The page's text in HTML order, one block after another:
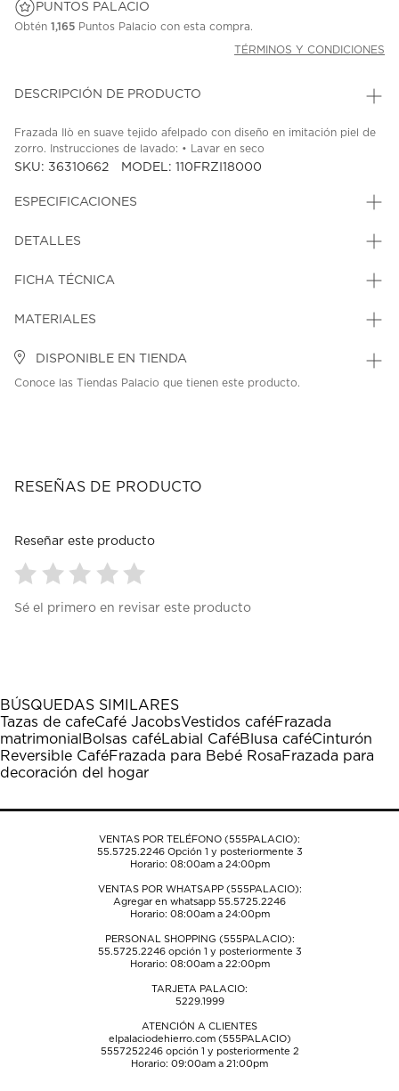
PUNTOS PALACIO
Obtén 1,165 Puntos Palacio con esta compra.
TÉRMINOS Y CONDICIONES
DESCRIPCIÓN DE PRODUCTO
Frazada Ilò en suave tejido afelpado con diseño en imitación piel de
zorro. Instrucciones de lavado: • Lavar en seco
SKU: 36310662 MODEL: 110FRZI18000
ESPECIFICACIONES
DETALLES
FICHA TÉCNICA
MATERIALES
DISPONIBLE EN TIENDA
Conoce las Tiendas Palacio que tienen este producto.
RESEÑAS DE PRODUCTO
Reseñar este producto
para
1
estrella
Esta
acción
abrirá
el
de
para
estrellas.
Esta
acción
abrirá
el
de
para
estrellas.
Esta
acción
abrirá
el
de
para
estrellas.
Esta
acción
abrirá
el
de
para
estrellas.
Esta
acción
abrirá
el
de
Sé el primero en revisar este producto
BÚSQUEDAS SIMILARES
Tazas de cafeCafé JacobsVestidos caféFrazada
matrimonial Bolsas caféLabial CaféBlusa caféCinturón
Reversible CaféFrazada para Bebé RosaFrazada para
decoración del hogar
VENTAS POR TELÉFONO (555PALACIO):
55.5725.2246Opción 1 y posteriormente 3
Horario: 08:00am a 24:00pm
VENTAS POR WHATSAPP (555PALACIO):
Agregar en whatsapp 55.5725.2246
Horario: 08:00am a 24:00pm
PERSONAL SHOPPING (555PALACIO):
55.5725.2246opción 1 y posteriormente 3
Horario: 08:00am a 22:00pm
TARJETA PALACIO:
5229.1999
ATENCIÓN A CLIENTES
elpalaciodehierro.com (555PALACIO)
5557252246opción 1 y posteriormente 2
Horario: 09:00am a 21:00pm